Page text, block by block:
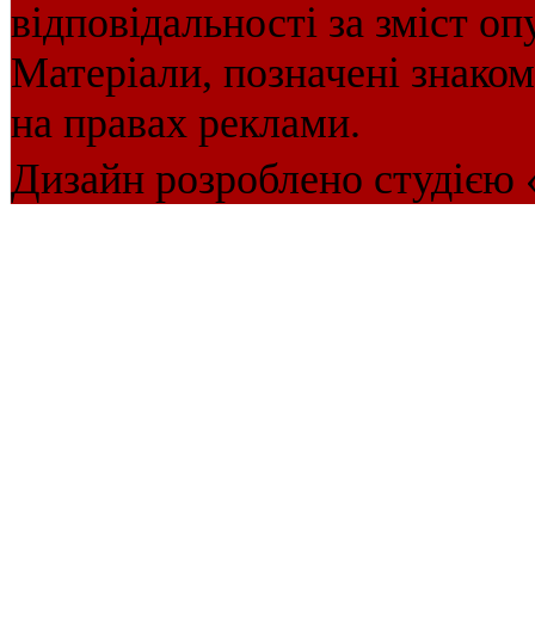
відповідальності за зміст
Матеріали, позначені
на правах реклами.
Дизайн розроблено студією